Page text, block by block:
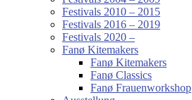
Festivals 2010 – 2015
Festivals 2016 – 2019
Festivals 2020 –
Fanø Kitemakers
Fanø Kitemakers
Fanø Classics
Fanø Frauenworkshop